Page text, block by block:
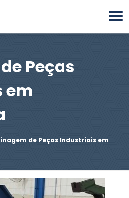
Peças
em
de Peças Industriais em